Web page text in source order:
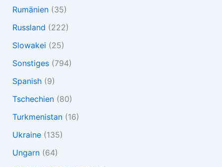
Rumänien(35)
Russland (222)
Slowakei (25)
Sonstiges(794)
Spanish(9)
Tschechien(80)
Turkmenistan(16)
Ukraine(135)
Ungarn(64)